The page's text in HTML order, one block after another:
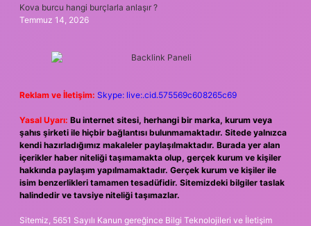
Kova burcu hangi burçlarla anlaşır ?
Temmuz 14, 2026
Reklam ve İletişim: Skype: live:.cid.575569c608265c69
Yasal Uyarı: Bu internet sitesi, herhangi bir marka, kurum veya
şahıs şirketi ile hiçbir bağlantısı bulunmamaktadır. Sitede yalnızca
kendi hazırladığımız makaleler paylaşılmaktadır. Burada yer alan
içerikler haber niteliği taşımamakta olup, gerçek kurum ve kişiler
hakkında paylaşım yapılmamaktadır. Gerçek kurum ve kişiler ile
isim benzerlikleri tamamen tesadüfidir. Sitemizdeki bilgiler taslak
halindedir ve tavsiye niteliği taşımazlar.
Sitemiz, 5651 Sayılı Kanun gereğince Bilgi Teknolojileri ve İletişim